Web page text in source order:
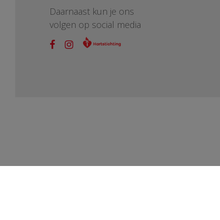
Daarnaast kun je ons
volgen op social media